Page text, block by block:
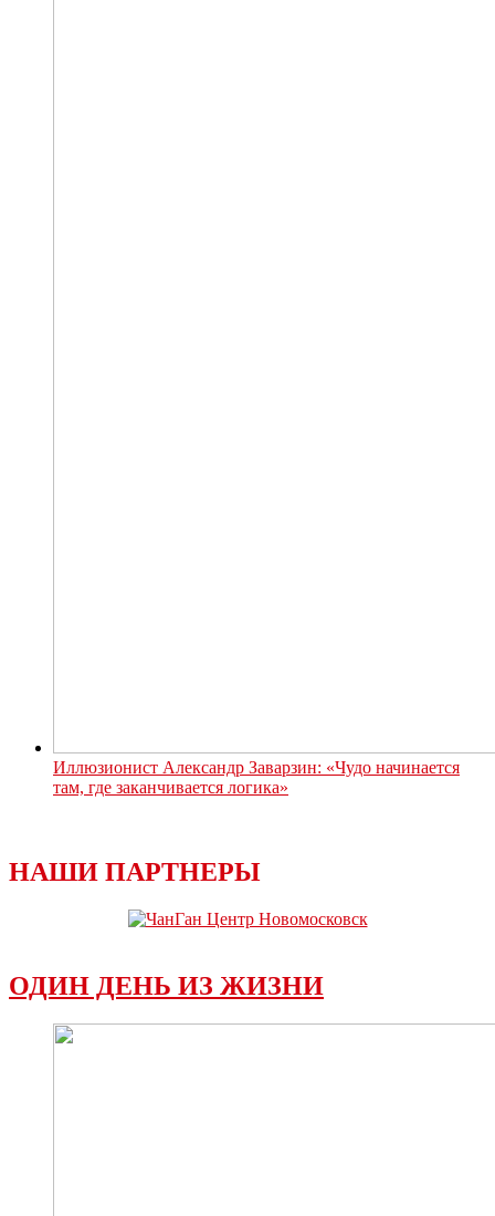
Иллюзионист Александр Заварзин: «Чудо начинается
там, где заканчивается логика»
НАШИ ПАРТНЕРЫ
ОДИН ДЕНЬ ИЗ ЖИЗНИ